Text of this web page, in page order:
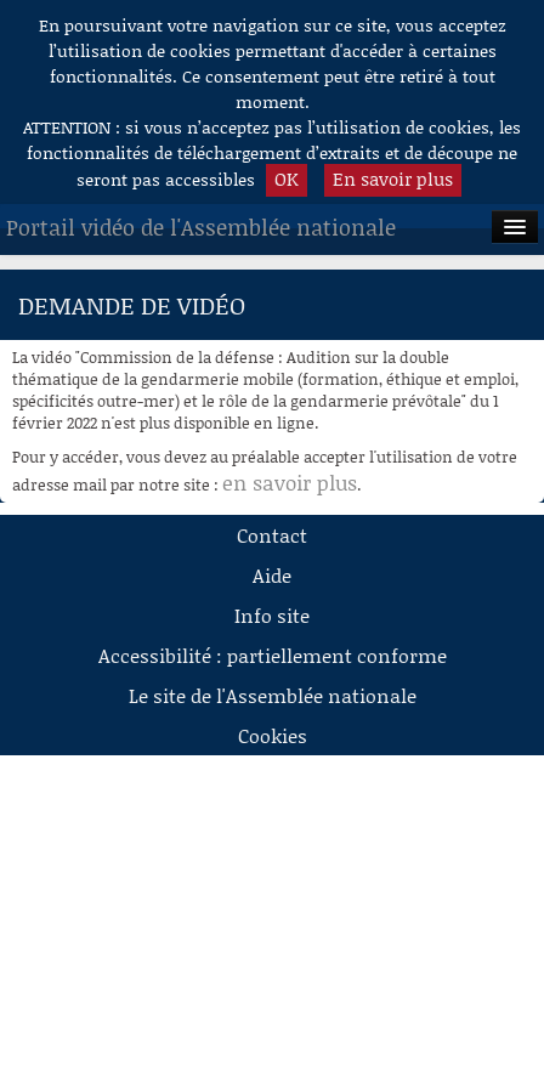
Aller au contenu
En poursuivant votre navigation sur ce site, vous acceptez
l’utilisation de cookies permettant d'accéder à certaines
fonctionnalités. Ce consentement peut être retiré à tout
moment.
ATTENTION : si vous n’acceptez pas l’utilisation de cookies, les
fonctionnalités de téléchargement d’extraits et de découpe ne
seront pas accessibles
OK En savoir plus
Portail vidéo de l'Assemblée nationale
ACCUEIL
À LA DEMANDE
RECHERCHE
AIDE À LA DÉCOUPE
DE VIDÉOS
DEMANDE DE VIDÉO
La vidéo "Commission de la défense : Audition sur la double
thématique de la gendarmerie mobile (formation, éthique et emploi,
spécificités outre-mer) et le rôle de la gendarmerie prévôtale" du 1
février 2022 n'est plus disponible en ligne.
Pour y accéder, vous devez au préalable accepter l'utilisation de votre
adresse mail par notre site : en savoir plus.
Contact
Aide
Info site
Accessibilité : partiellement conforme
Le site de l'Assemblée nationale
Cookies